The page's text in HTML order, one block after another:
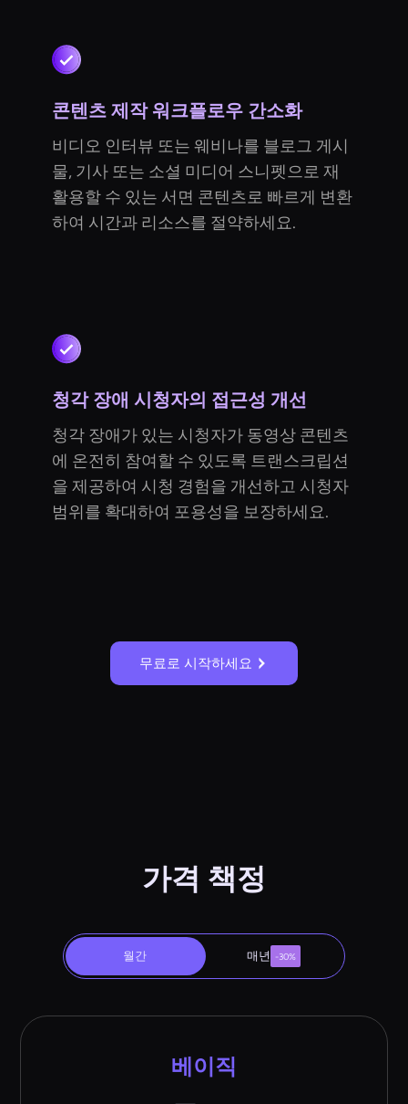
콘텐츠 제작 워크플로우 간소화
비디오 인터뷰 또는 웨비나를 블로그 게시
물, 기사 또는 소셜 미디어 스니펫으로 재
활용할 수 있는 서면 콘텐츠로 빠르게 변환
하여 시간과 리소스를 절약하세요.
청각 장애 시청자의 접근성 개선
청각 장애가 있는 시청자가 동영상 콘텐츠
에 온전히 참여할 수 있도록 트랜스크립션
을 제공하여 시청 경험을 개선하고 시청자
범위를 확대하여 포용성을 보장하세요.
무료로 시작하세요
가격 책정
월간 매년 -30%
베이직